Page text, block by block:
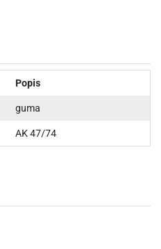
Popis
guma
AK 47/74